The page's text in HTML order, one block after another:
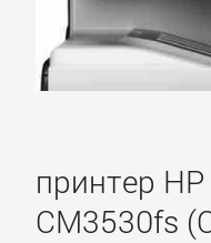
принтер
CM3530fs